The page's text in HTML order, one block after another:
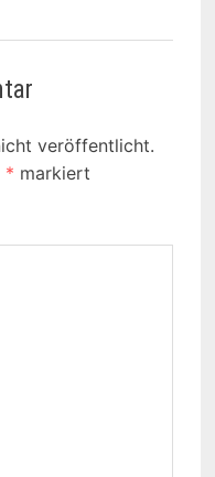
veröffentlicht.
* markiert